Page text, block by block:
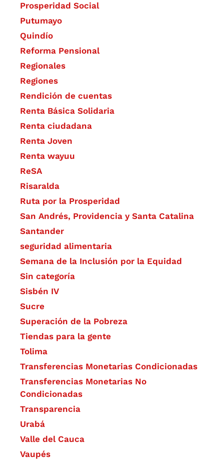
Prosperidad Social
Putumayo
Quindío
Reforma Pensional
Regionales
Regiones
Rendición de cuentas
Renta Básica Solidaria
Renta ciudadana
Renta Joven
Renta wayuu
ReSA
Risaralda
Ruta por la Prosperidad
San Andrés, Providencia y Santa Catalina
Santander
seguridad alimentaria
Semana de la Inclusión por la Equidad
Sin categoría
Sisbén IV
Sucre
Superación de la Pobreza
Tiendas para la gente
Tolima
Transferencias Monetarias Condicionadas
Transferencias Monetarias No
Condicionadas
Transparencia
Urabá
Valle del Cauca
Vaupés